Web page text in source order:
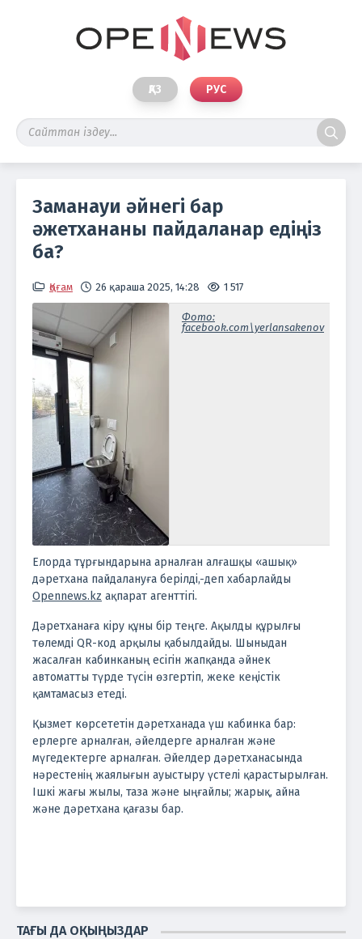
ҚАЗ РУС
Заманауи әйнегі бар
әжетхананы пайдаланар едіңіз
ба?
Қоғам 26 қараша 2025, 14:28 1 517
Фото:
facebook.com\yerlansakenov
Елорда тұрғындарына арналған алғашқы «ашық»
дәретхана пайдалануға берілді,-деп хабарлайды
Opennews.kz ақпарат агенттігі.
Дәретханаға кіру құны бір теңге. Ақылды құрылғы
төлемді QR-код арқылы қабылдайды. Шыныдан
жасалған кабинканың есігін жапқанда әйнек
автоматты түрде түсін өзгертіп, жеке кеңістік
қамтамасыз етеді.
Қызмет көрсететін дәретханада үш кабинка бар:
ерлерге арналған, әйелдерге арналған және
мүгедектерге арналған. Әйелдер дәретханасында
нәрестенің жаялығын ауыстыру үстелі қарастырылған.
Ішкі жағы жылы, таза және ыңғайлы; жарық, айна
және дәретхана қағазы бар.
ТАҒЫ ДА ОҚЫҢЫЗДАР